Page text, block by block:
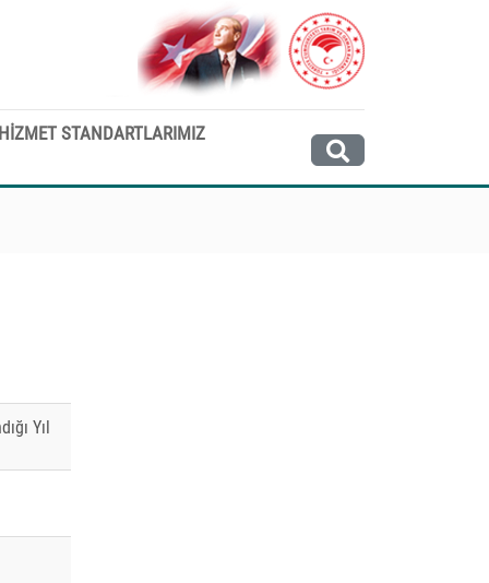
HİZMET STANDARTLARIMIZ
Yıl